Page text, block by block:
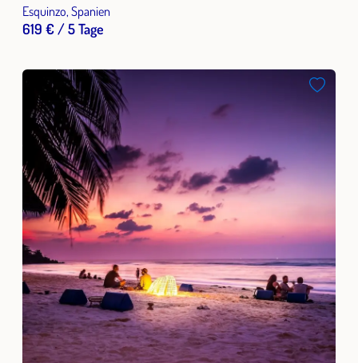
Esquinzo, Spanien
619 € / 5 Tage